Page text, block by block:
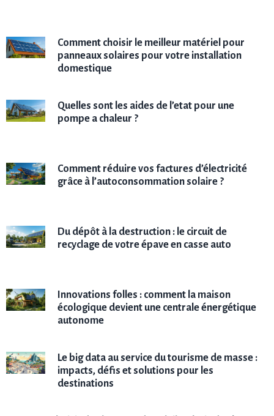
Comment choisir le meilleur matériel pour
panneaux solaires pour votre installation
domestique
Quelles sont les aides de l’etat pour une
pompe a chaleur ?
Comment réduire vos factures d’électricité
grâce à l’autoconsommation solaire ?
Du dépôt à la destruction : le circuit de
recyclage de votre épave en casse auto
Innovations folles : comment la maison
écologique devient une centrale énergétique
autonome
Le big data au service du tourisme de masse :
impacts, défis et solutions pour les
destinations